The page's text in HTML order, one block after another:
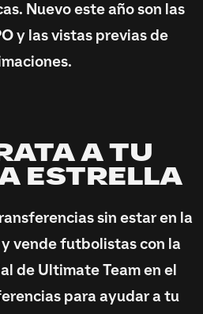
Nuevo este año son las
y las vistas previas de
A TU
ESTRELLA
sin estar en la
vende futbolistas con la
de Ultimate Team en el
para ayudar a tu